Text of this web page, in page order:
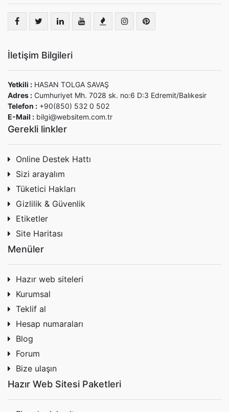
İletişim Bilgileri
Yetkili : HASAN TOLGA SAVAŞ
Adres : Cumhuriyet Mh. 7028 sk. no:6 D:3 Edremit/Balıkesir
Telefon : +90(850) 532 0 502
E-Mail : bilgi@websitem.com.tr
Gerekli linkler
Online Destek Hattı
Sizi arayalım
Tüketici Hakları
Gizlilik & Güvenlik
Etiketler
Site Haritası
Menüler
Hazır web siteleri
Kurumsal
Teklif al
Hesap numaraları
Blog
Forum
Bize ulaşın
Hazır Web Sitesi Paketleri